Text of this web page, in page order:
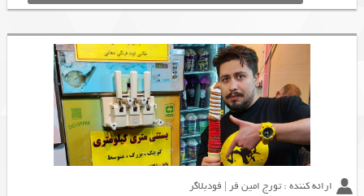
ارائه کننده : تورج امین فر | فودبلاگر